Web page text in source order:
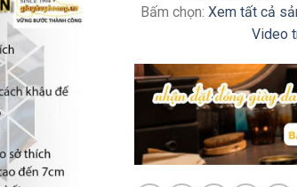
Bấm chọn: Xem tất cả
Video